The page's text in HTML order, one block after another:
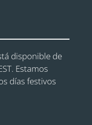
disponible de
Estamos
días festivos